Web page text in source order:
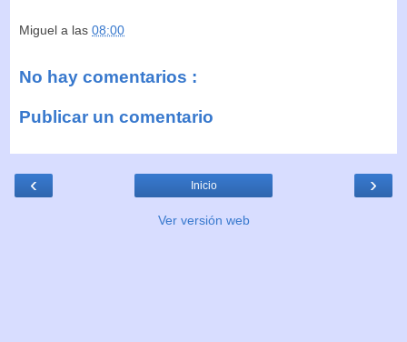
Miguel a las 08:00
No hay comentarios :
Publicar un comentario
‹ ›
Inicio
Ver versión web